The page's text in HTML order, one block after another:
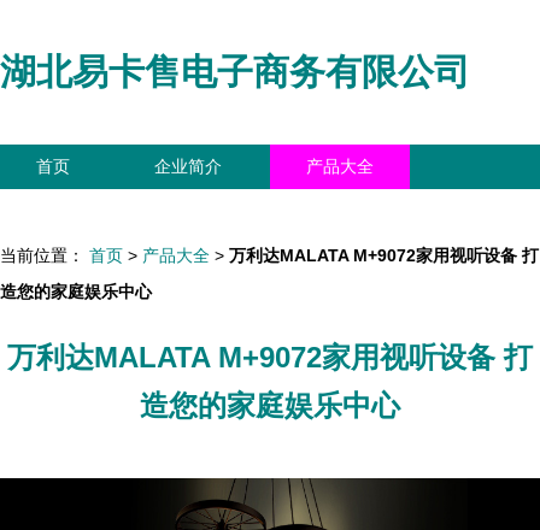
湖北易卡售电子商务有限公司
首页 企业简介 产品大全
当前位置： 首页 > 产品大全 > 万利达MALATA M+9072家用视听设备 打
造您的家庭娱乐中心
万利达MALATA M+9072家用视听设备 打
造您的家庭娱乐中心